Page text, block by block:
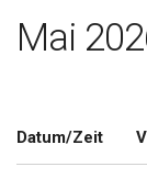
Mai
Datum/Zeit